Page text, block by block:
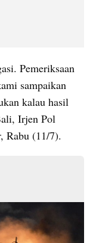
Pemeriksaan
sampaikan
kalau hasil
Irjen Pol
Rabu (11/7).